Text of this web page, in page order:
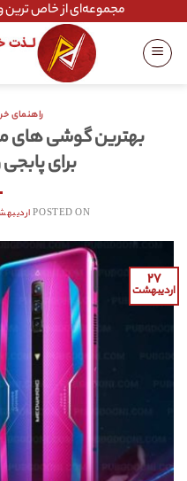
content
مجموعه‌ای از خاص ترین
راهنمای
برای
POSTED ON اردیبهشت
۲۷
اردیبهشت